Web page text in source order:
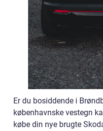
Er du bosiddende i
københavnske vestegn
købe din nye brugte